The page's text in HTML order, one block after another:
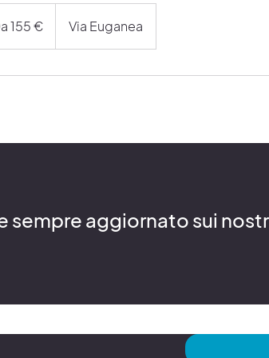
155 € Via Euganea
sempre aggiornato sui